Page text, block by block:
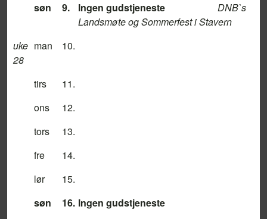
søn
9. Ingen gudstjeneste
DNB`s
Landsmøte og Sommerfest i Stavern
uke
28
man 10.
tirs
11.
ons
12.
tors
13.
fre
14.
lør
15.
søn
16. Ingen gudstjeneste